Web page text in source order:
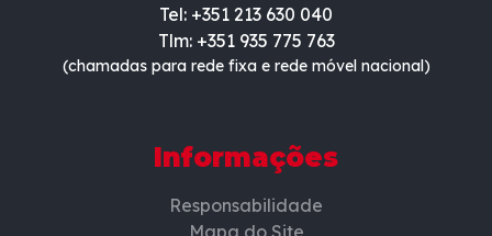
Tel: +351 213 630 040
Tlm: +351 935 775 763
(chamadas para rede fixa e rede móvel nacional)
Informações
Responsabilidade
Mapa do Site